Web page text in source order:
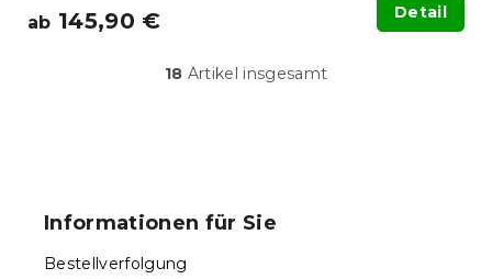
ab 145,90 € Detail
S
l
18 Artikel insgesamt
Informationen für Sie
Bestellverfolgung